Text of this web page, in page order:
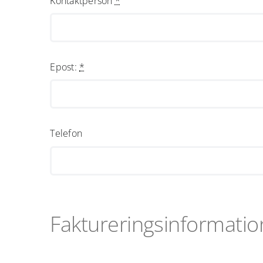
Epost: *
Telefon